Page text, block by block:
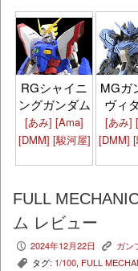
RGシャイニ
ングガンダム
[あみ] [Ama]
[DMM] [駿河屋]
MGガ
ヴィ
[あみ]
[DMM]
FULL
ム レビュー
P 2024年12月22日 K ガン
, タグ: 1/100, FULL